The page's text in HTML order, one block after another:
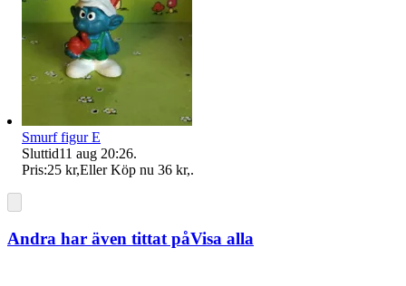
Smurf figur E
Sluttid11 aug 20:26.
Pris:25 kr,Eller Köp nu 36 kr,.
Andra har även tittat påVisa alla